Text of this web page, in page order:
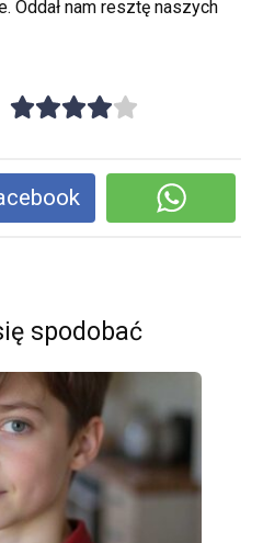
Oddał nam resztę naszych
spodobać